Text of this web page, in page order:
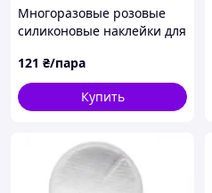
Многоразовые розовые
силиконовые наклейки для
круга 6.5см
121 ₴/пара
Купить